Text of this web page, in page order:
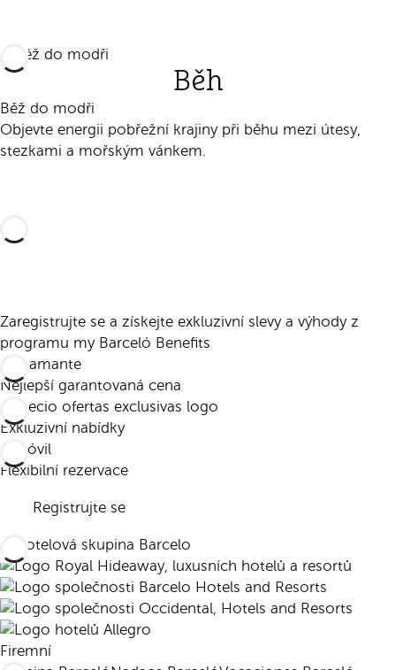
Běh
Běž do modři
Objevte energii pobřežní krajiny při běhu mezi útesy,
stezkami a mořským vánkem.
Zaregistrujte se a získejte exkluzivní slevy a výhody z
programu my Barceló Benefits
Nejlepší garantovaná cena
Exkluzivní nabídky
Flexibilní rezervace
Registrujte se
Firemní